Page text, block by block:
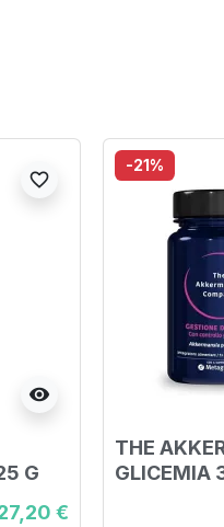
visibility
favorite_border
G
€
-21%
THE
GLICEMIA